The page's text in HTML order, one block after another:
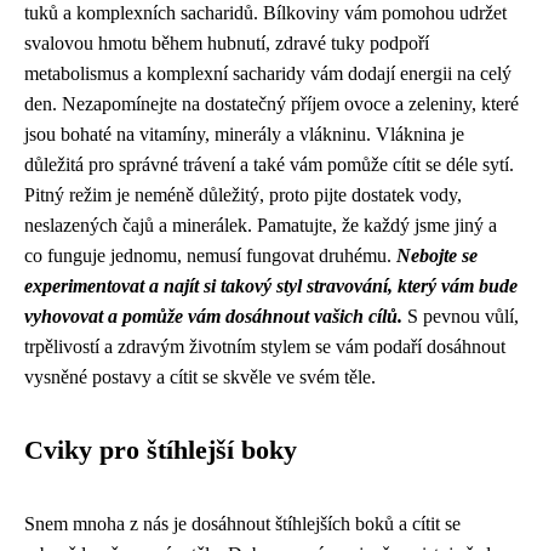
tuků a komplexních sacharidů. Bílkoviny vám pomohou udržet
svalovou hmotu během hubnutí, zdravé tuky podpoří
metabolismus a komplexní sacharidy vám dodají energii na celý
den. Nezapomínejte na dostatečný příjem ovoce a zeleniny, které
jsou bohaté na vitamíny, minerály a vlákninu. Vláknina je
důležitá pro správné trávení a také vám pomůže cítit se déle sytí.
Pitný režim je neméně důležitý, proto pijte dostatek vody,
neslazených čajů a minerálek. Pamatujte, že každý jsme jiný a
co funguje jednomu, nemusí fungovat druhému. Nebojte se
experimentovat a najít si takový styl stravování, který vám bude
vyhovovat a pomůže vám dosáhnout vašich cílů. S pevnou vůlí,
trpělivostí a zdravým životním stylem se vám podaří dosáhnout
vysněné postavy a cítit se skvěle ve svém těle.
Cviky pro štíhlejší boky
Snem mnoha z nás je dosáhnout štíhlejších boků a cítit se